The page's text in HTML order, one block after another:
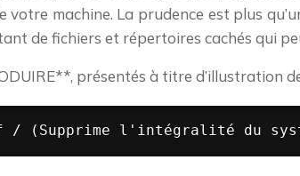
machine. La prudence est plus
de fichiers et répertoires cachés qui
présentés à titre d’illustration
-rf / (Supprime l'intégralité du